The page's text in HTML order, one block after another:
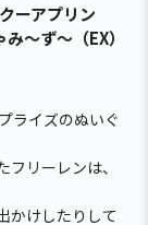
ーアプリン
～ず～（EX）
ライズのぬいぐ
リーレンは、
かけしたりして